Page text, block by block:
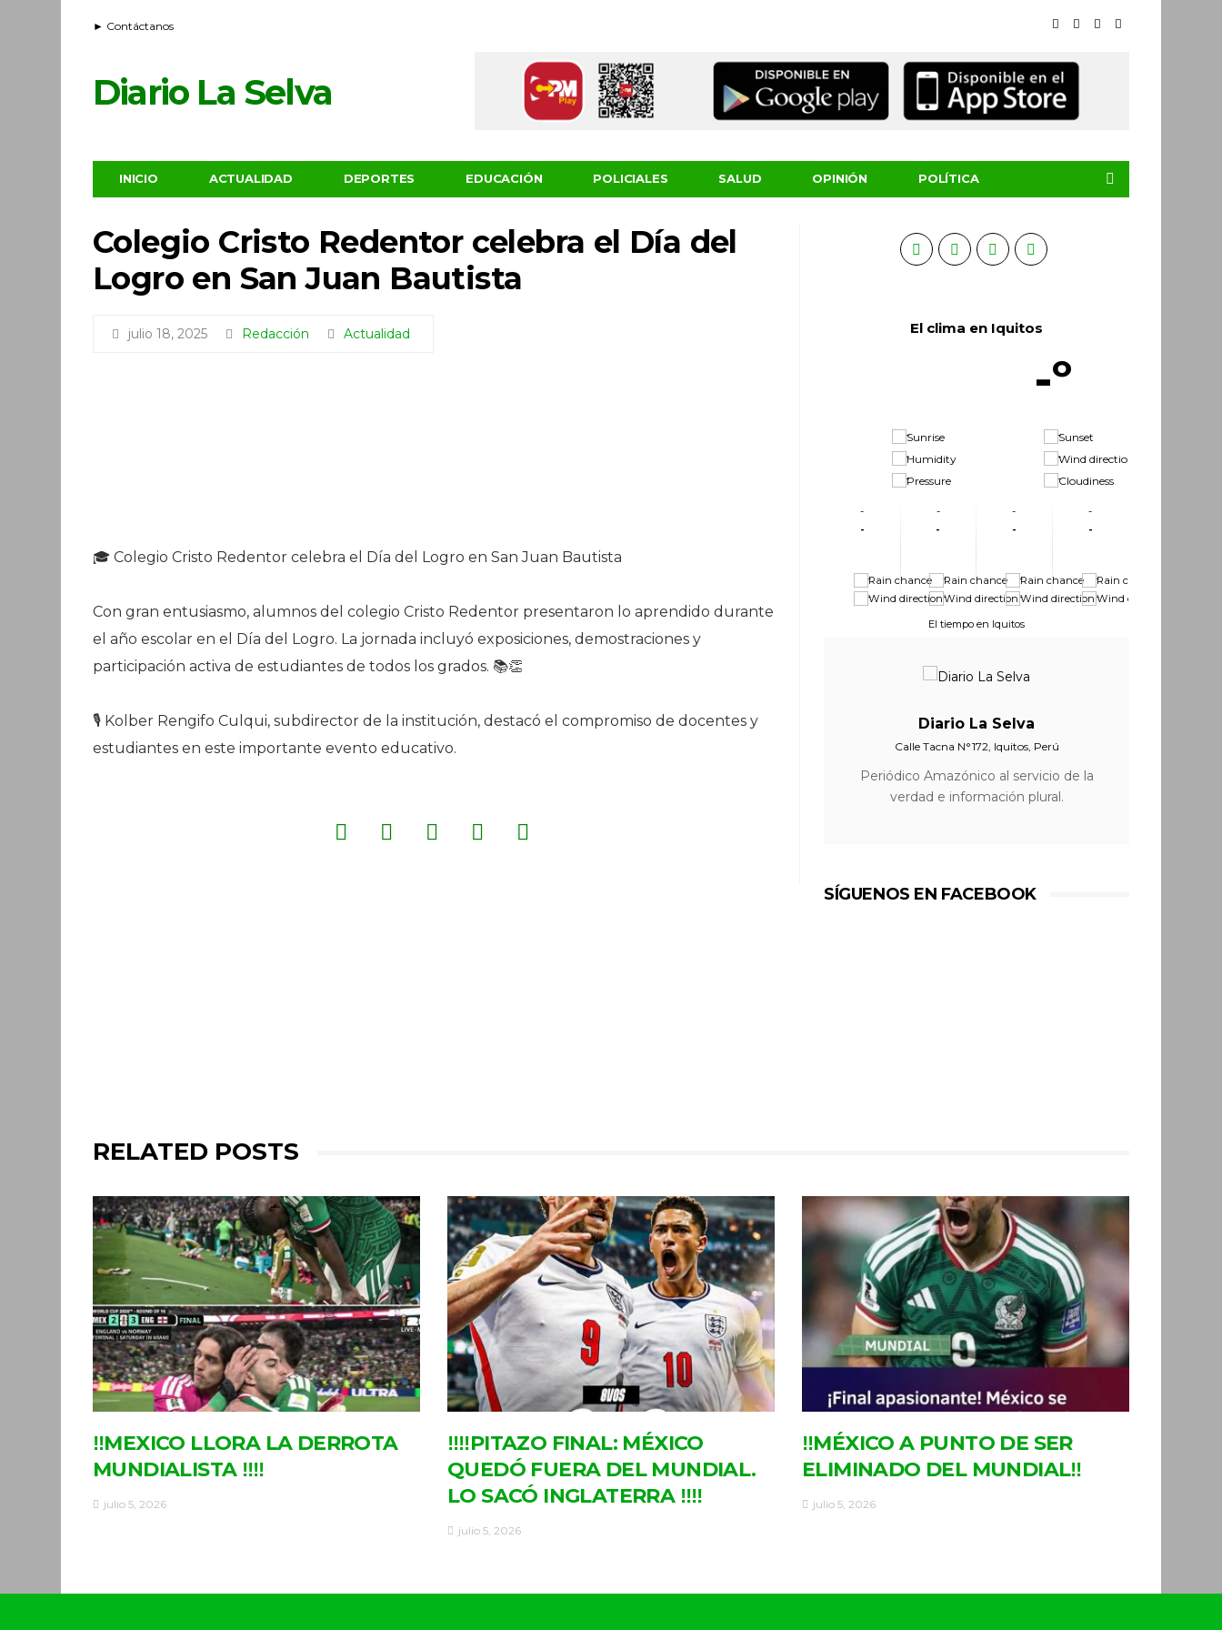
► Contáctanos
Diario La Selva
INICIO ACTUALIDAD DEPORTES EDUCACIÓN POLICIALES SALUD OPINIÓN POLÍTICA
Colegio Cristo Redentor celebra el Día del
Logro en San Juan Bautista
julio 18, 2025 Redacción Actualidad
🎓 Colegio Cristo Redentor celebra el Día del Logro en San Juan Bautista
Con gran entusiasmo, alumnos del colegio Cristo Redentor presentaron lo aprendido durante
el año escolar en el Día del Logro. La jornada incluyó exposiciones, demostraciones y
participación activa de estudiantes de todos los grados. 📚👏
🎙️ Kolber Rengifo Culqui, subdirector de la institución, destacó el compromiso de docentes y
estudiantes en este importante evento educativo.
El clima en Iquitos
-º
-
-
-
-
-
-
-
-
-
-
-
-
-
-
-
-
-
-
-
-
-
-
El tiempo en Iquitos
Diario La Selva
Calle Tacna N°172, Iquitos, Perú
Periódico Amazónico al servicio de la
verdad e información plural.
SÍGUENOS EN FACEBOOK
RELATED POSTS
‼MEXICO LLORA LA DERROTA
MUNDIALISTA ‼‼
julio 5, 2026
‼‼PITAZO FINAL: MÉXICO
QUEDÓ FUERA DEL MUNDIAL.
LO SACÓ INGLATERRA ‼‼
julio 5, 2026
‼MÉXICO A PUNTO DE SER
ELIMINADO DEL MUNDIAL‼
julio 5, 2026